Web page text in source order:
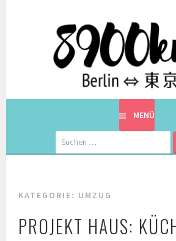
8900KM.
EINE BERLINERIN IN JAPAN. MIT
MENÜ
Suchen
nach:
KATEGORIE: UMZUG
PROJEKT HAUS: